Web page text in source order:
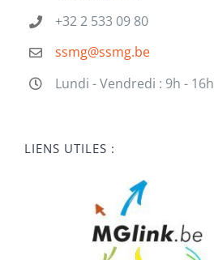
+32 2 533 09 80
ssmg@ssmg.be
Lundi - Vendredi : 9h - 16h
LIENS UTILES :